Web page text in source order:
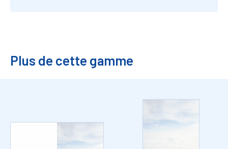
Plus de cette gamme